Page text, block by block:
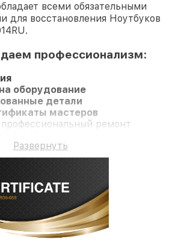
всеми обязательными
для восстановления Ноутбуков
профессионализм:
оборудование
детали
мастеров
ремонт
Развернуть